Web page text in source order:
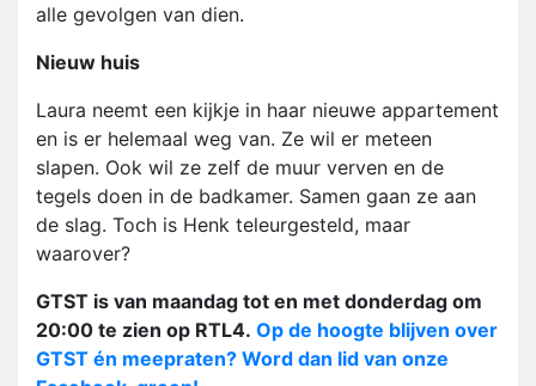
alle gevolgen van dien.
Nieuw huis
Laura neemt een kijkje in haar nieuwe appartement
en is er helemaal weg van. Ze wil er meteen
slapen. Ook wil ze zelf de muur verven en de
tegels doen in de badkamer. Samen gaan ze aan
de slag. Toch is Henk teleurgesteld, maar
waarover?
GTST is van maandag tot en met donderdag om
20:00 te zien op RTL4. Op de hoogte blijven over
GTST én meepraten? Word dan lid van onze